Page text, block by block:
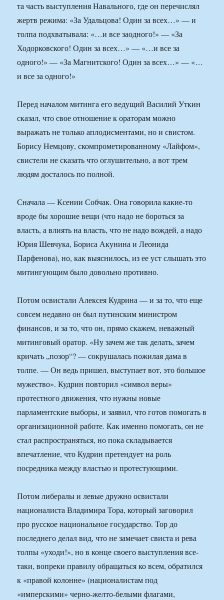
та часть выступления Навального, где он перечислял
жертв режима: «За Удальцова! Один за всех…» — и
толпа подхватывала: «…и все заодного!» — «За
Ходорковского! Один за всех…» — «…и все за
одного!» — «За Магнитского! Один за всех…» — «…
и все за одного!»
Перед началом митинга его ведущий Василий Уткин
сказал, что свое отношение к ораторам можно
выражать не только аплодисментами, но и свистом.
Борису Немцову, скомпрометированному «Лайфом»,
свистели не сказать что оглушительно, а вот трем
людям досталось по полной.
Сначала — Ксении Собчак. Она говорила какие-то
вроде бы хорошие вещи (что надо не бороться за
власть, а влиять на власть, что не надо вождей, а надо
Юрия Шевчука, Бориса Акунина и Леонида
Парфенова), но, как выяснилось, из ее уст слышать это
митингующим было довольно противно.
Потом освистали Алексея Кудрина — и за то, что еще
совсем недавно он был путинским министром
финансов, и за то, что он, прямо скажем, неважный
митинговый оратор. «Ну зачем же так делать, зачем
кричать „позор“? — сокрушалась пожилая дама в
толпе. — Он ведь пришел, выступает вот, это большое
мужество». Кудрин повторил «символ веры»
протестного движения, что нужны новые
парламентские выборы, и заявил, что готов помогать в
организационной работе. Как именно помогать, он не
стал распространяться, но пока складывается
впечатление, что Кудрин претендует на роль
посредника между властью и протестующими.
Потом либералы и левые дружно освистали
националиста Владимира Тора, который заговорил
про русское национальное государство. Тор до
последнего делал вид, что не замечает свиста и рева
толпы «уходи!», но в конце своего выступления все-
таки, вопреки правилу обращаться ко всем, обратился
к «правой колонне» (националистам под
«имперскими» черно-желто-белыми флагами,